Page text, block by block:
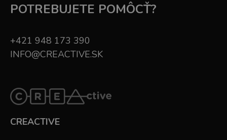
POTREBUJETE POMÔCŤ?
+421 948 173 390
INFO@CREACTIVE.SK
CREACTIVE